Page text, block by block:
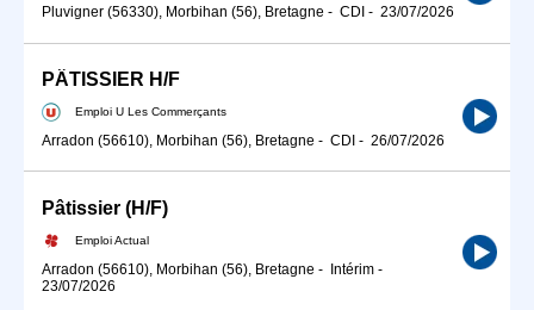
Pluvigner (56330), Morbihan (56), Bretagne - CDI - 23/07/2026
PÂTISSIER H/F
Emploi U Les Commerçants
Arradon (56610), Morbihan (56), Bretagne - CDI - 26/07/2026
Pâtissier (H/F)
Emploi Actual
Arradon (56610), Morbihan (56), Bretagne - Intérim -
23/07/2026